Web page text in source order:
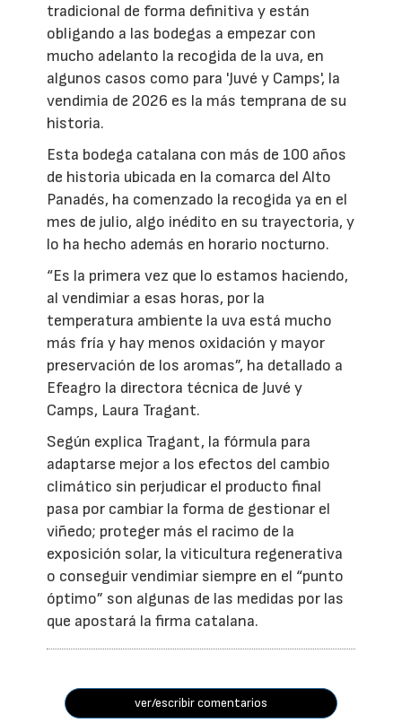
tradicional de forma definitiva y están
obligando a las bodegas a empezar con
mucho adelanto la recogida de la uva, en
algunos casos como para 'Juvé y Camps', la
vendimia de 2026 es la más temprana de su
historia.
Esta bodega catalana con más de 100 años
de historia ubicada en la comarca del Alto
Panadés, ha comenzado la recogida ya en el
mes de julio, algo inédito en su trayectoria, y
lo ha hecho además en horario nocturno.
“Es la primera vez que lo estamos haciendo,
al vendimiar a esas horas, por la
temperatura ambiente la uva está mucho
más fría y hay menos oxidación y mayor
preservación de los aromas”, ha detallado a
Efeagro la directora técnica de Juvé y
Camps, Laura Tragant.
Según explica Tragant, la fórmula para
adaptarse mejor a los efectos del cambio
climático sin perjudicar el producto final
pasa por cambiar la forma de gestionar el
viñedo; proteger más el racimo de la
exposición solar, la viticultura regenerativa
o conseguir vendimiar siempre en el “punto
óptimo” son algunas de las medidas por las
que apostará la firma catalana.
ver/escribir comentarios